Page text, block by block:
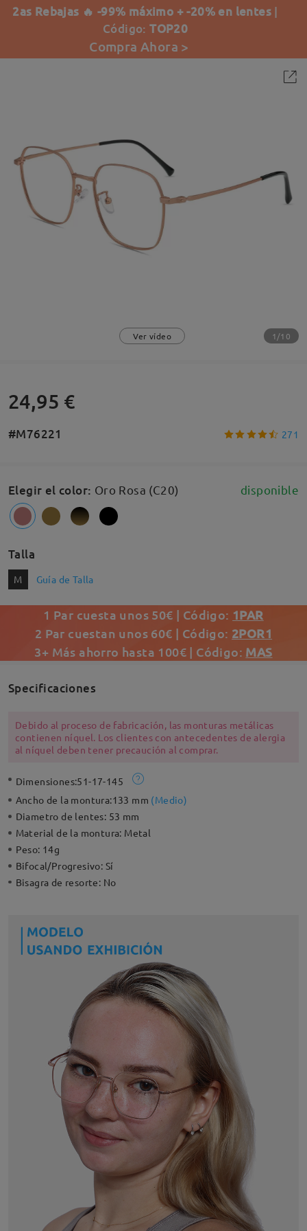
2as Rebajas 🔥 -99% máximo + -20% en lentes |
Código:TOP20
Compra Ahora >
Ver vídeo 1/10
24,95 €
#M76221 271
Elegir el color: Oro Rosa (C20) disponible
Talla
M Guía de Talla
1 Par cuesta unos 50€ | Código: 1PAR
2 Par cuestan unos 60€ | Código: 2POR1
3+ Más ahorro hasta 100€ | Código: MAS
Specificaciones
Debido al proceso de fabricación, las monturas metálicas
contienen níquel. Los clientes con antecedentes de alergia
al níquel deben tener precaución al comprar.
Dimensiones:51-17-145
Ancho de la montura:133 mm (Medio)
Diametro de lentes: 53 mm
Material de la montura: Metal
Peso: 14g
Bifocal/Progresivo: Sí
Bisagra de resorte: No